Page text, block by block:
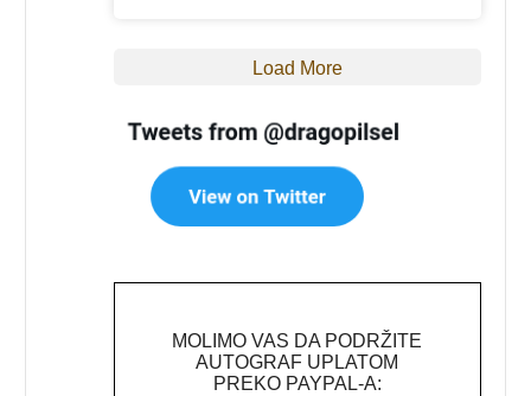
Load More
MOLIMO VAS DA PODRŽITE
AUTOGRAF UPLATOM
PREKO PAYPAL-A: